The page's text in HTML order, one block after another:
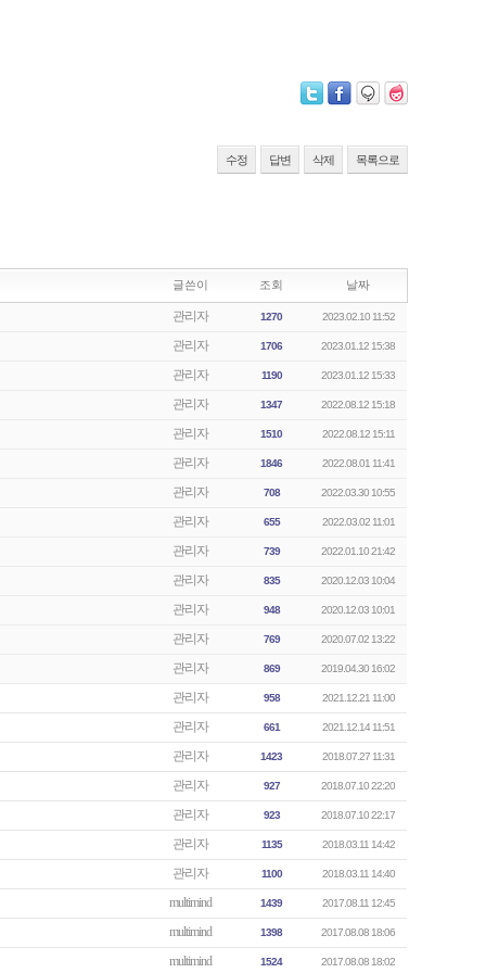
수정 답변 삭제 목록으로
글쓴이 조회 날짜
관리자 1270 2023.02.10 11:52
관리자 1706 2023.01.12 15:38
관리자 1190 2023.01.12 15:33
관리자 1347 2022.08.12 15:18
관리자 1510 2022.08.12 15:11
관리자 1846 2022.08.01 11:41
관리자 708 2022.03.30 10:55
관리자 655 2022.03.02 11:01
관리자 739 2022.01.10 21:42
관리자 835 2020.12.03 10:04
관리자 948 2020.12.03 10:01
관리자 769 2020.07.02 13:22
관리자 869 2019.04.30 16:02
관리자 958 2021.12.21 11:00
관리자 661 2021.12.14 11:51
관리자 1423 2018.07.27 11:31
관리자 927 2018.07.10 22:20
관리자 923 2018.07.10 22:17
관리자 1135 2018.03.11 14:42
관리자 1100 2018.03.11 14:40
multimind 1439 2017.08.11 12:45
multimind 1398 2017.08.08 18:06
multimind 1524 2017.08.08 18:02